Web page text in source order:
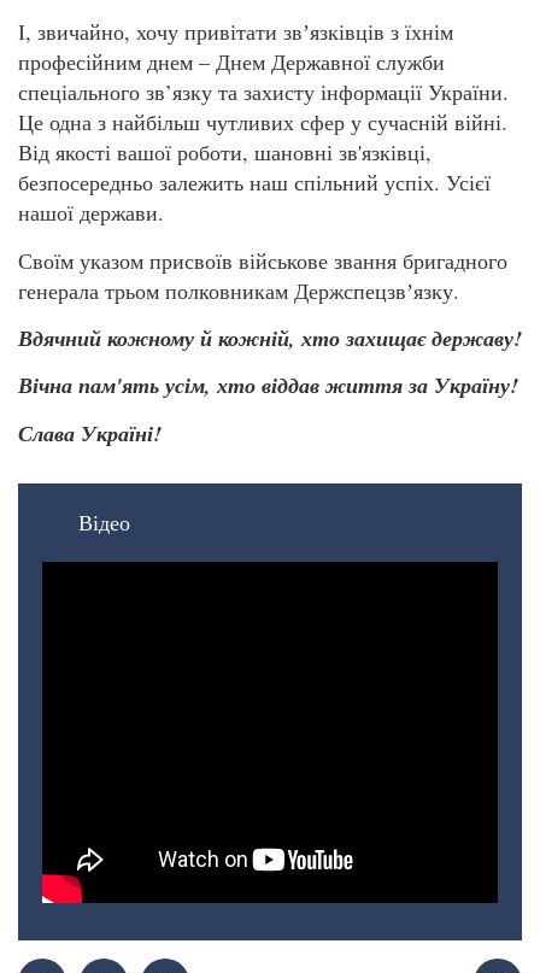
І, звичайно, хочу привітати звʼязківців з їхнім
професійним днем – Днем Державної служби
спеціального зв’язку та захисту інформації України.
Це одна з найбільш чутливих сфер у сучасній війні.
Від якості вашої роботи, шановні зв'язківці,
безпосередньо залежить наш спільний успіх. Усієї
нашої держави.
Своїм указом присвоїв військове звання бригадного
генерала трьом полковникам Держспецзвʼязку.
Вдячний кожному й кожній, хто захищає державу!
Вічна пам'ять усім, хто віддав життя за Україну!
Слава Україні!
Відео